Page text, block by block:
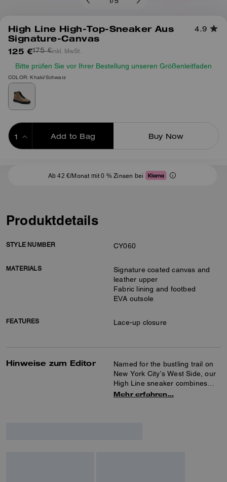
/5
High Line High-Top-Sneaker Aus
Signature-Canvas
4.9
125 €175 €inkl. MwSt.
Bitte prüfen Sie vor Ihrer Bestellung unseren Größenleitfaden
COLOR: Khaki/Schwarz
Add to Bag Buy Now
Ab 42 €/Monat mit 0 % Zinsen bei
Produktdetails
STYLE NUMBER CY060
MATERIALS
Signature coated canvas and
leather upper
Fabric lining and footbed
EVA outsole
FEATURES Lace-up closure
Hinweise zum Editor
Named for the bustling trail on
New York City's West Side, our
High Line sneaker combines
sophisticated good looks with
Mehr erfahren…